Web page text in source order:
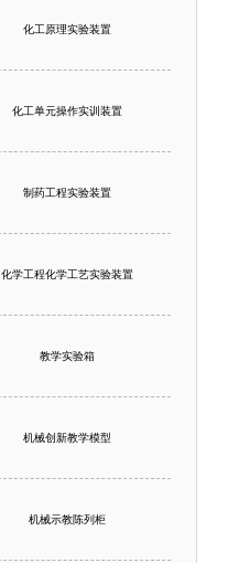
化工原理实验装置
化工单元操作实训装置
制药工程实验装置
化学工程化学工艺实验装置
教学实验箱
机械创新教学模型
机械示教陈列柜